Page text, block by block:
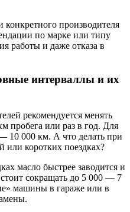
производителя
по марке или типу
работы и даже отказа в
интерваллы и их
рекомендуется менять
пробега или раз в год. Для
10 000 км. А что делать при
или коротких поездках?
масло быстрее заводится и
стоит сокращать до 5 000 — 7
машины в гараже или в